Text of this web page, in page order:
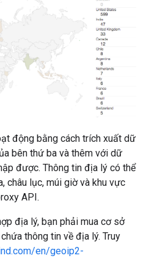
động bằng cách trích xuất dữ
bên thứ ba và thêm với dữ
được. Thông tin địa lý có thể
châu lục, múi giờ và khu vực
API.
địa lý, bạn phải mua cơ sở
thông tin về địa lý. Truy
en/geoip2-